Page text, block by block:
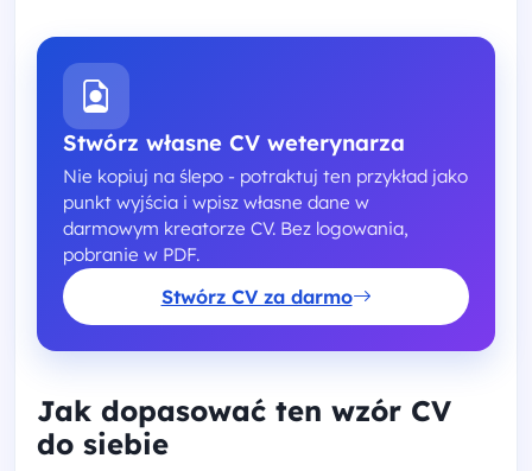
Stwórz własne CV weterynarza
Nie kopiuj na ślepo - potraktuj ten przykład jako
punkt wyjścia i wpisz własne dane w
darmowym kreatorze CV. Bez logowania,
pobranie w PDF.
Stwórz CV za darmo
Jak dopasować ten wzór CV
do siebie